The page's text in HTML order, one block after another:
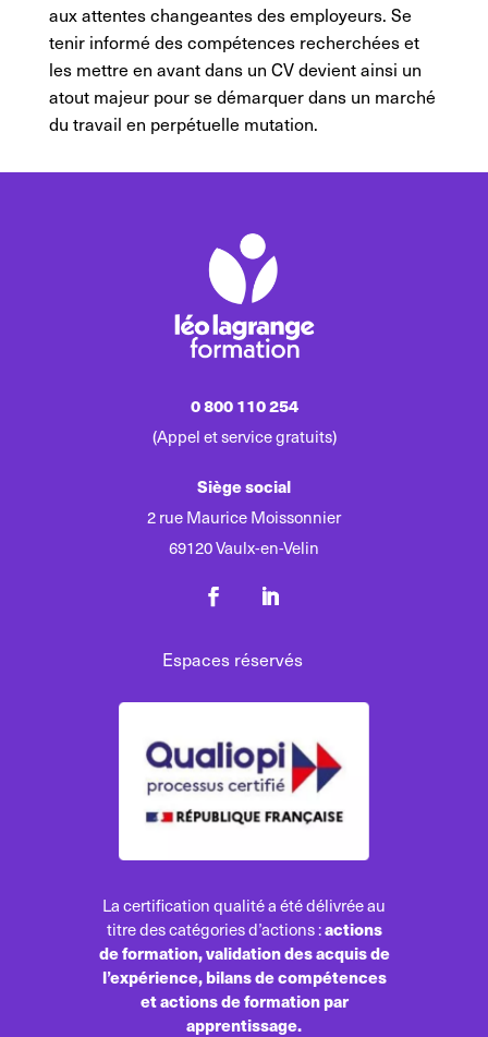
aux attentes changeantes des employeurs. Se
tenir informé des compétences recherchées et
les mettre en avant dans un CV devient ainsi un
atout majeur pour se démarquer dans un marché
du travail en perpétuelle mutation.
La certification qualité a été délivrée au
titre des catégories d’actions :actions
de formation, validation des acquis de
l’expérience, bilans de compétences
et actions de formation par
apprentissage.
0 800 110 254
(Appel et service gratuits)
Siège social
2 rue Maurice Moissonnier
69120 Vaulx-en-Velin
Espaces réservés